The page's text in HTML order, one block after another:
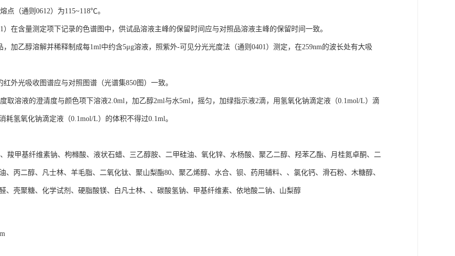
点（通则0612）为115~118℃。
在含量测定项下记录的色谱图中，供试品溶液主峰的保留时间应与对照品溶液主峰的保留时间一致。
加乙醇溶解并稀释制成每1ml中约含5μg溶液，照紫外-可见分光光度法（通则0401）测定，在259nm的波长处有大吸
外光吸收图谱应与对照图谱（光谱集850图）一致。
取溶液的澄清度与颜色项下溶液2.0ml，加乙醇2ml与水5ml，摇匀，加绿指示液2滴，用氢氧化钠滴定液（0.1mol/L）滴
耗氢氧化钠滴定液（0.1mol/L）的体积不得过0.1ml。
羧甲基纤维素钠、枸橼酸、液状石蜡、三乙醇胺、二甲硅油、氧化锌、水杨酸、聚乙二醇、羟苯乙酯、月桂氮卓酮、二
、丙二醇、凡士林、羊毛脂、二氧化钛、聚山梨酯80、聚乙烯醇、水合、钡、药用辅料、、氯化钙、滑石粉、木糖醇、
、壳聚糖、化学试剂、硬脂酸镁、白凡士林、、碳酸氢钠、甲基纤维素、依地酸二钠、山梨醇